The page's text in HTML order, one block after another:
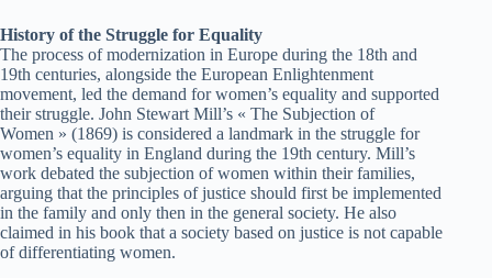
History of the Struggle for Equality
The process of modernization in Europe during the 18th and
19th centuries, alongside the European Enlightenment
movement, led the demand for women’s equality and supported
their struggle. John Stewart Mill’s « The Subjection of
Women » (1869) is considered a landmark in the struggle for
women’s equality in England during the 19th century. Mill’s
work debated the subjection of women within their families,
arguing that the principles of justice should first be implemented
in the family and only then in the general society. He also
claimed in his book that a society based on justice is not capable
of differentiating women.